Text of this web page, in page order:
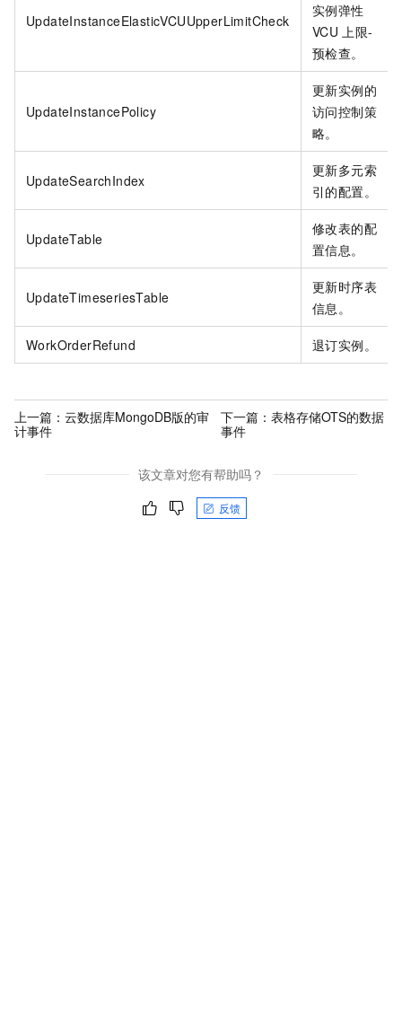
UpdateInstanceElasticVCUUpperLimitCheck
实例弹性
VCU 上限-
预检查。
UpdateInstancePolicy
更新实例的
访问控制策
略。
UpdateSearchIndex
更新多元索
引的配置。
UpdateTable
修改表的配
置信息。
UpdateTimeseriesTable
更新时序表
信息。
WorkOrderRefund 退订实例。
上一篇： 云数据库MongoDB版的审
计事件
下一篇： 表格存储OTS的数据
事件
该文章对您有帮助吗？
反馈